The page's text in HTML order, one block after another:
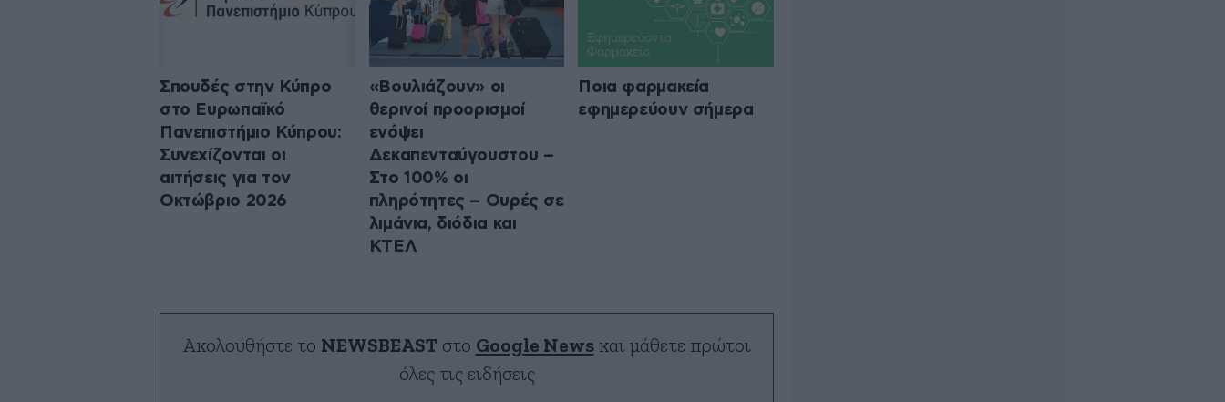
Σπουδές στην Κύπρο
στο Ευρωπαϊκό
Πανεπιστήμιο Κύπρου:
Συνεχίζονται οι
αιτήσεις για τον
Οκτώβριο 2026
«Βουλιάζουν» οι
θερινοί προορισμοί
ενόψει
Δεκαπενταύγουστου –
Στο 100% οι
πληρότητες – Ουρές σε
λιμάνια, διόδια και
ΚΤΕΛ
Ποια φαρμακεία
εφημερεύουν σήμερα
Ακολουθήστε το NEWSBEASTστο Google Newsκαι μάθετε πρώτοι
όλες τις ειδήσεις